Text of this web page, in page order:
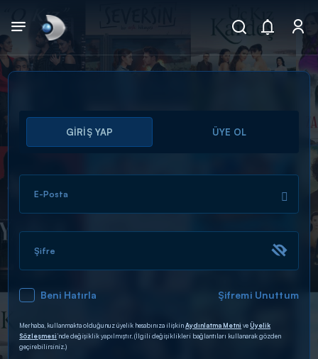
Arama
ARAMA SONUÇLARI
DİĞER SONUÇLAR
GİRİŞ YAP ÜYE OL
E-Posta
Şifre
Beni Hatırla Şifremi Unuttum
Merhaba, kullanmakta olduğunuz üyelik hesabınıza ilişkinAydınlatma Metni veÜyelik
Sözleşmesi’nde değişiklik yapılmıştır. (İlgili değişiklikleri bağlantıları kullanarak gözden
geçirebilirsiniz.)